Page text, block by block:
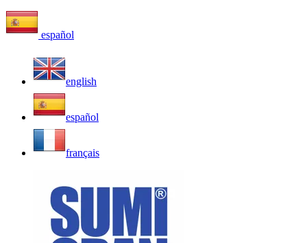
español
english
español
français